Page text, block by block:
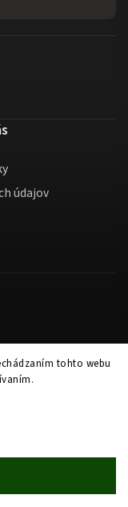
tohto webu
údajov
práva vyhradené.